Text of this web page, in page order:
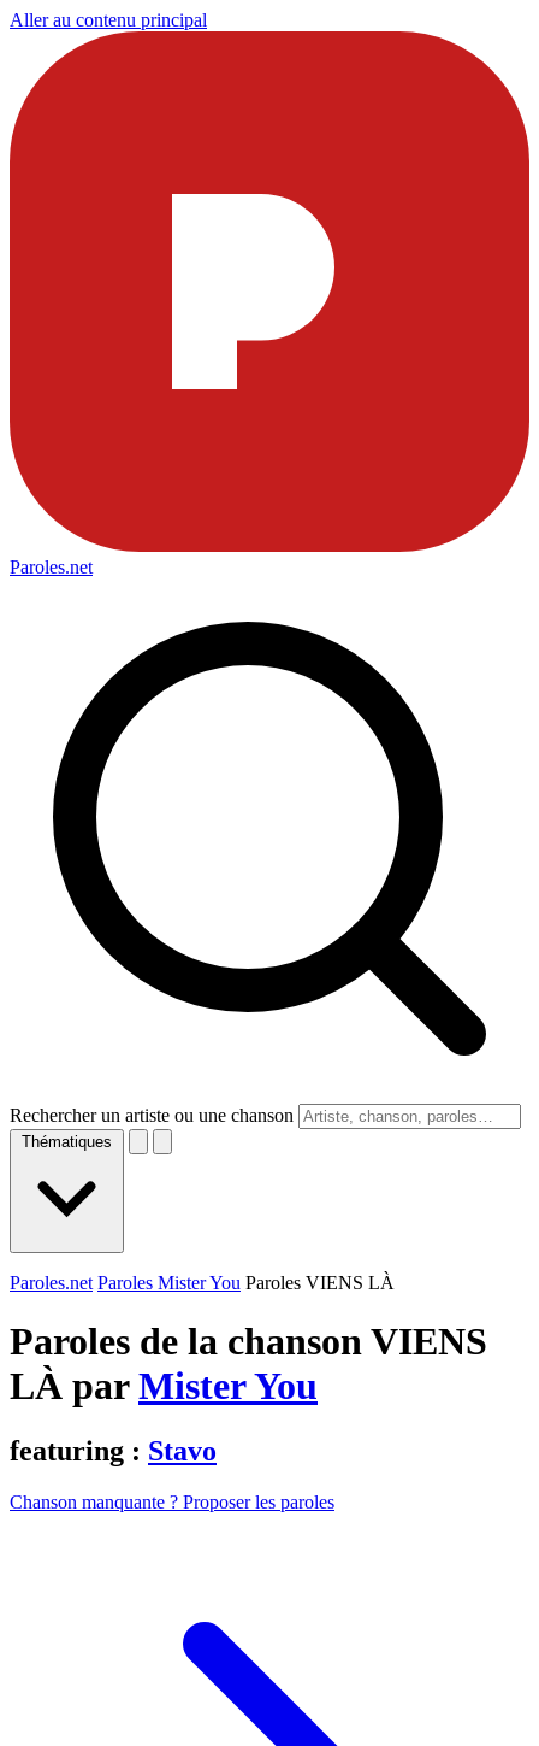
Aller au contenu principal
Paroles.net
Rechercher un artiste ou une chanson
Thématiques
Paroles.net Paroles Mister You Paroles VIENS LÀ
Paroles de la chanson VIENS
LÀ parMister You
featuring : Stavo
Chanson manquante ? Proposer les paroles